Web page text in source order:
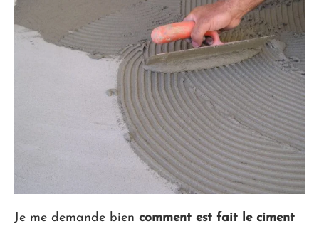
Je me demande bien comment est fait le ciment